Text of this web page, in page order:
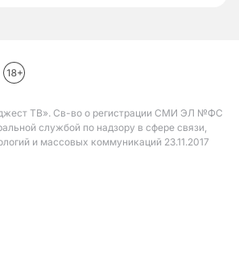
ТВ». Св-во о регистрации СМИ ЭЛ №ФС
службой по надзору в сфере связи,
и массовых коммуникаций 23.11.2017